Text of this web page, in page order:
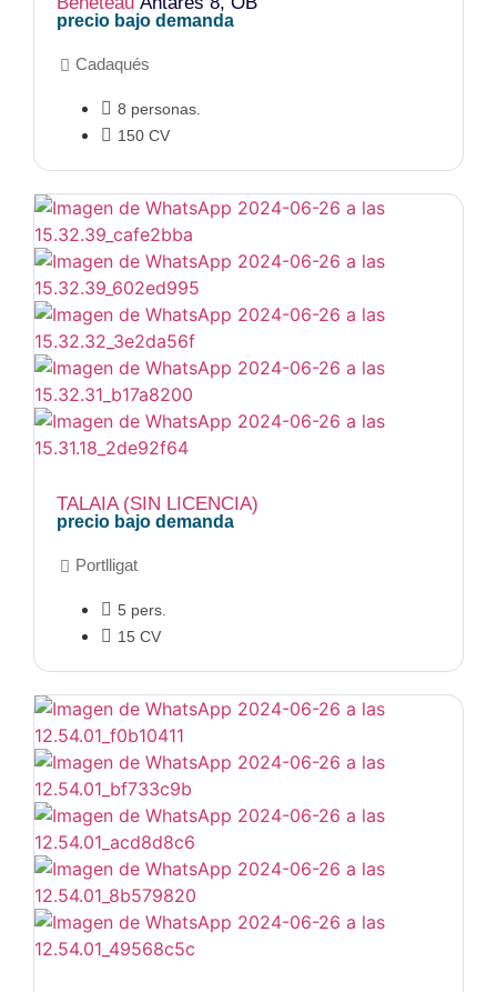
precio bajo demanda
Cadaqués
8 personas.
150 CV
TALAIA (SIN LICENCIA)
precio bajo demanda
Portlligat
5 pers.
15 CV